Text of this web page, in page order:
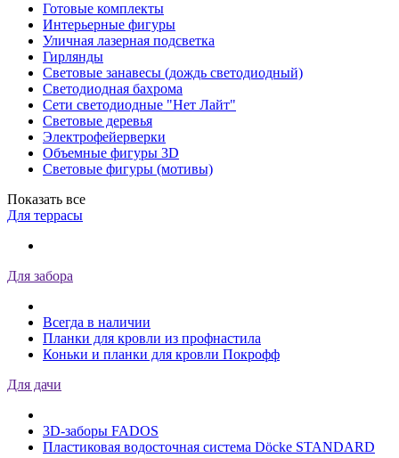
Готовые комплекты
Интерьерные фигуры
Уличная лазерная подсветка
Гирлянды
Световые занавесы (дождь светодиодный)
Светодиодная бахрома
Сети светодиодные "Нет Лайт"
Световые деревья
Электрофейерверки
Объемные фигуры 3D
Световые фигуры (мотивы)
Показать все
Для террасы
Для забора
Всегда в наличии
Планки для кровли из профнастила
Коньки и планки для кровли Покрофф
Для дачи
3D-заборы FADOS
Пластиковая водосточная система Döcke STANDARD